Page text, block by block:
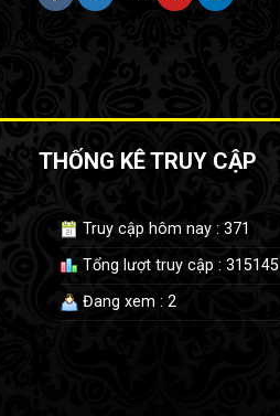
THỐNG KÊ TRUY CẬP
Truy cập hôm nay : 371
Tổng lượt truy cập : 315145
Đang xem : 2